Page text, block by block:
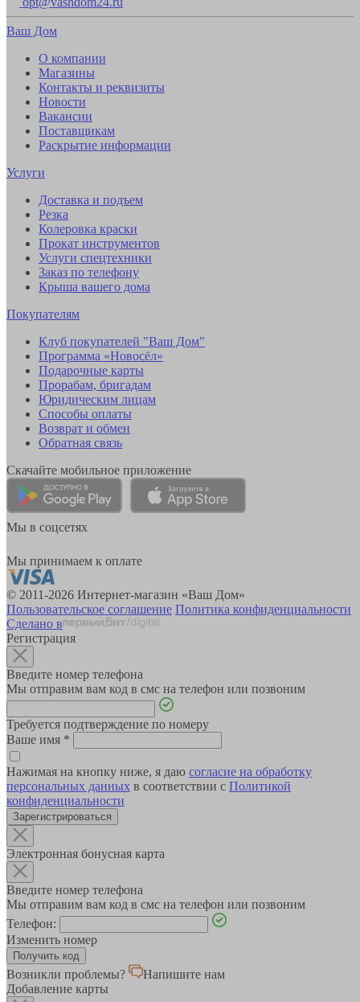
Ваш Дом
О компании
Магазины
Контакты и реквизиты
Новости
Вакансии
Поставщикам
Раскрытие информации
Услуги
Доставка и подъем
Резка
Колеровка краски
Прокат инструментов
Услуги спецтехники
Заказ по телефону
Крыша вашего дома
Покупателям
Клуб покупателей "Ваш Дом"
Программа «Новосёл»
Подарочные карты
Прорабам, бригадам
Юридическим лицам
Способы оплаты
Возврат и обмен
Обратная связь
Скачайте мобильное приложение
Мы в соцсетях
Мы принимаем к оплате
© 2011-2026 Интернет-магазин «Ваш Дом»
Пользовательское соглашение Политика конфиденциальности
Сделано в
Регистрация
Введите номер телефона
Мы отправим вам код в смс на телефон или позвоним
Требуется подтверждение по номеру
Ваше имя *
Нажимая на кнопку ниже, я даю согласие на обработку
персональных данных в соответствии с Политикой
конфиденциальности
Зарегистрироваться
Электронная бонусная карта
Введите номер телефона
Мы отправим вам код в смс на телефон или позвоним
Телефон:
Изменить номер
Возникли проблемы?
Напишите нам
Добавление карты